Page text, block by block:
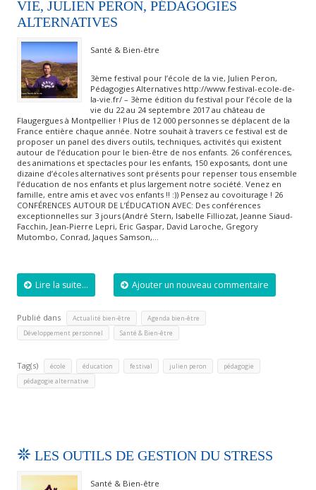
VIE, JULIEN PERON, PÉDAGOGIES
ALTERNATIVES
Santé & Bien-être
3ème festival pour l’école de la vie, Julien Peron,
Pédagogies Alternatives http://www.festival-ecole-de-
la-vie.fr/ – 3ème édition du festival pour l’école de la
vie du 22 au 24 septembre 2017 au château de
Flaugergues à Montpellier ! Plus de 12 000 personnes se déplacent de la
France entière chaque année. Notre souhait à travers ce festival est de
proposer un panel des divers outils, techniques, activités qui existent
autour de l’éducation pour le bien-être de nos enfants. 26 conférences,
des animations et spectacles pour les enfants, 150 exposants, dont une
dizaine d’écoles alternatives sont présents pour repenser tous ensemble
l’éducation de nos enfants et plus largement notre société. Venez en
famille, entre amis et avec vos enfants !! :)) Pensez au covoiturage ! 26
CONFÉRENCES AUTOUR DE L’ÉDUCATION AVEC: Des conférences
exceptionnelles sur 3 jours (André Stern, Isabelle Filliozat, Jeanne Siaud-
Facchin, Jean-Pierre Lepri, Eric Gaspar, David Laroche, Gregory
Mutombo, Conrad, Jaques Samson,…
Lire la suite... Ajouter un nouveau commentaire
Publié dans Actualité bien-être Agenda bien-être
Développement personnel Santé & Bien-être
Tag(s) école éducation festival julien peron pédagogie
pédagogie alternative
LES OUTILS DE GESTION DU STRESS
Santé & Bien-être